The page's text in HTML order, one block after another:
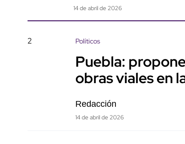
14 de abril de 2026
2 Políticos
Puebla:
obras viales en
Redacción
14 de abril de 2026